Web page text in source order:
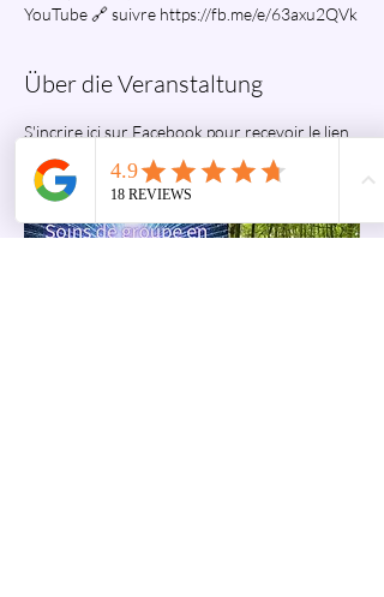
YouTube 🔗 suivre https://fb.me/e/63axu2QVk
Über die Veranstaltung
S'incrire ici sur Facebook pour recevoir le lien
du direct le jour de l'évènement :
https://fb.me/e/63axu2QVk